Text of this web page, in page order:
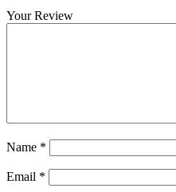
Your Review
Name *
Email *